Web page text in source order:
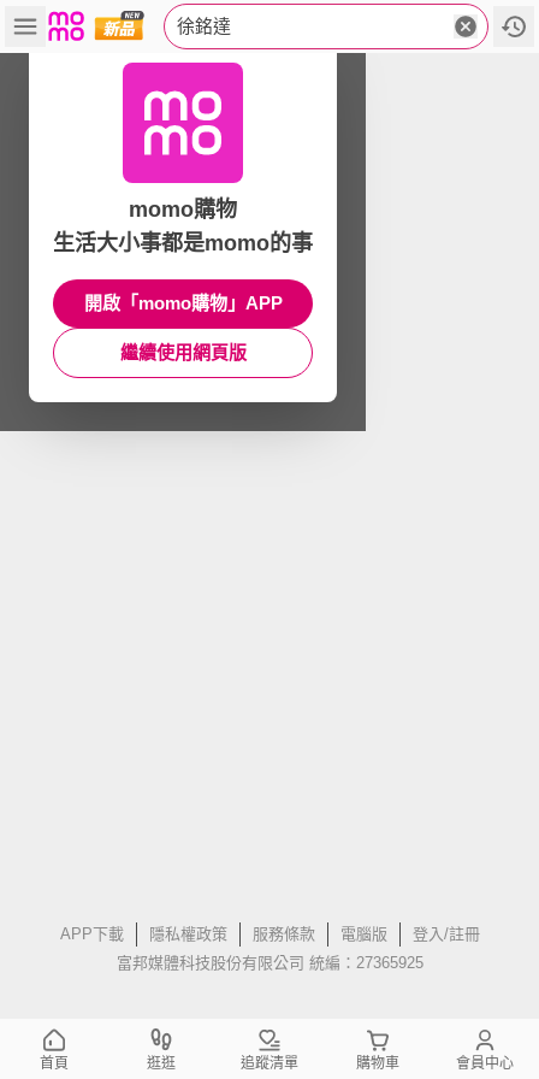
徐銘達
APP下載 隱私權政策 服務條款 電腦版
登入/註冊
富邦媒體科技股份有限公司 統編：27365925
momo購物
生活大小事都是momo的事
開啟「momo購物」APP
繼續使用網頁版
首頁 逛逛 追蹤清單 購物車 會員中心